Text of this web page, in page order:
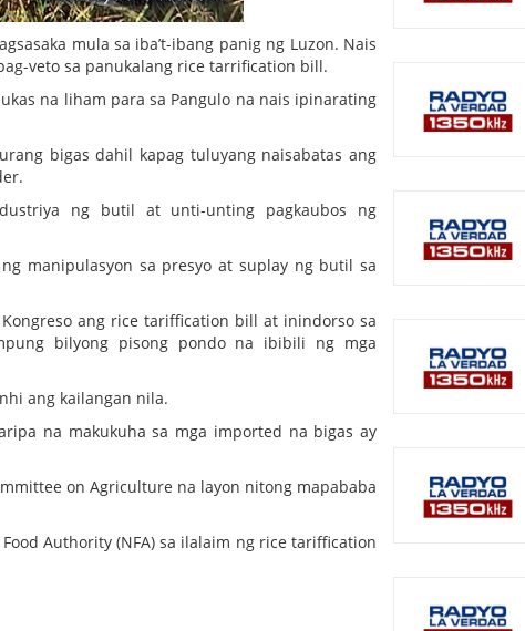
mula sa iba’t-ibang panig ng Luzon. Nais
veto sa panukalang rice tarrification bill.
na liham para sa Pangulo na nais ipinarating
bigas dahil kapag tuluyang naisabatas ang
ng butil at unti-unting pagkaubos ng
manipulasyon sa presyo at suplay ng butil sa
ang rice tariffication bill at inindorso sa
bilyong pisong pondo na ibibili ng mga
ang kailangan nila.
na makukuha sa mga imported na bigas ay
on Agriculture na layon nitong mapababa
Authority (NFA) sa ilalaim ng rice tariffication